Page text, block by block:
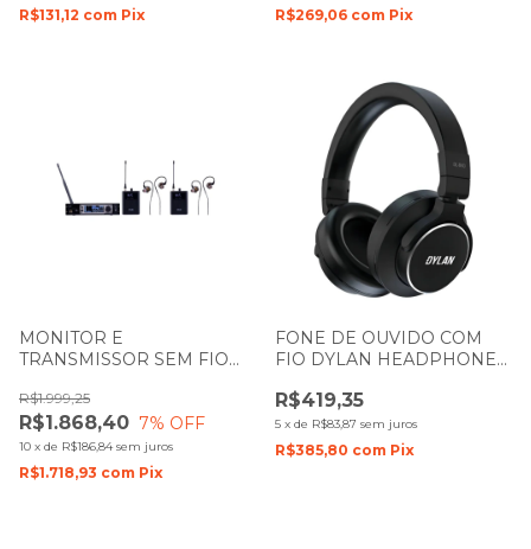
R$131,12 com Pix R$269,06 com Pix
MONITOR E
TRANSMISSOR SEM FIO
PARA RETORNO DE
PALCO UHF DUPLO
R$1.868,40
R$1.999,25
7% OFF
10 x de R$186,84 sem juros
R$1.718,93 com Pix
FONE DE OUVIDO COM
FIO DYLAN HEADPHONE
R$419,35
5 x de R$83,87 sem juros
R$385,80 com Pix